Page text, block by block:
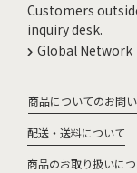
Customers
inquiry desk.
Global Network
商品についてのお問
配送・送料について
商品のお取り扱いに